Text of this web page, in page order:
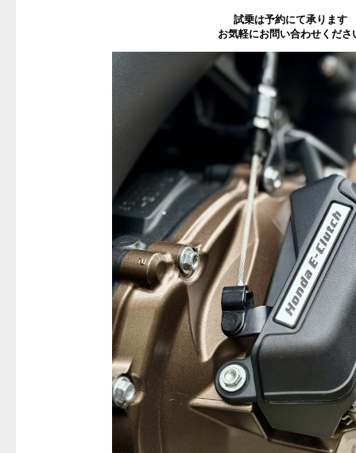
試乗は予約にて承ります
お気軽にお問い合わせくださ